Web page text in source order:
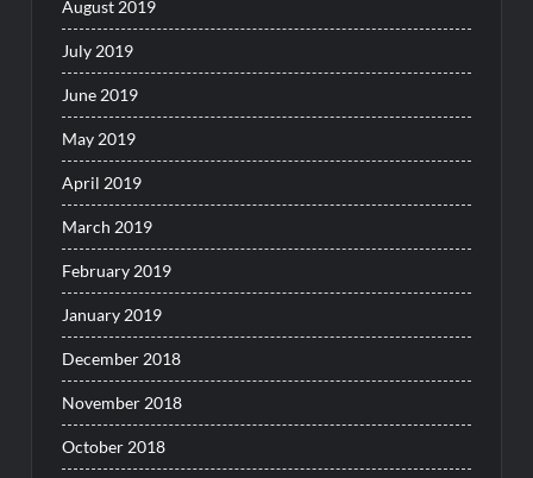
August 2019
July 2019
June 2019
May 2019
April 2019
March 2019
February 2019
January 2019
December 2018
November 2018
October 2018